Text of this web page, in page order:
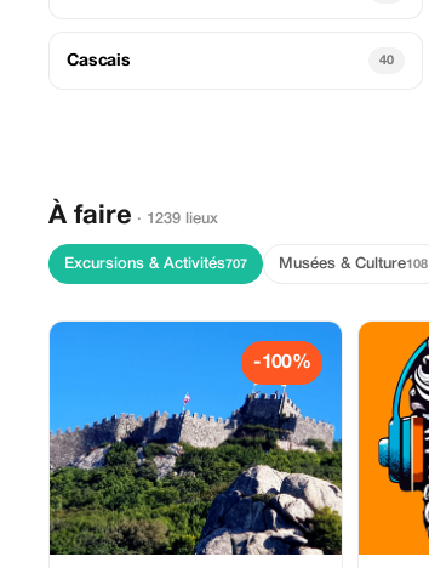
Cascais 40
À faire · 1239 lieux
Excursions & Activités707 Musées & Culture108
-100%